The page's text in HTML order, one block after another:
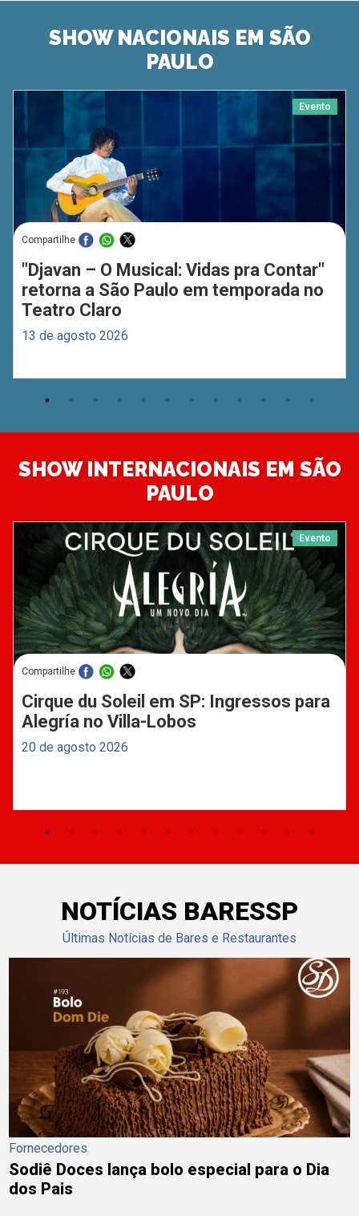
SHOW NACIONAIS EM SÃO
PAULO
Evento
Compartilhe
"Djavan – O Musical: Vidas pra Contar"
retorna a São Paulo em temporada no
Teatro Claro
13 de agosto 2026
SHOW INTERNACIONAIS EM SÃO
PAULO
Evento
Compartilhe
Cirque du Soleil em SP: Ingressos para
Alegría no Villa-Lobos
20 de agosto 2026
NOTÍCIAS BARESSP
Últimas Notícias de Bares e Restaurantes
Fornecedores
Sodiê Doces lança bolo especial para o Dia
dos Pais